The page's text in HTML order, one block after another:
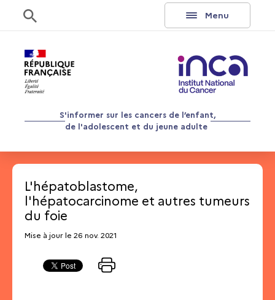
S'informer sur les cancers de l’enfant,
de l'adolescent et du jeune adulte
Menu
L'hépatoblastome,
l'hépatocarcinome et autres tumeurs
du foie
Mise à jour le 26 nov. 2021